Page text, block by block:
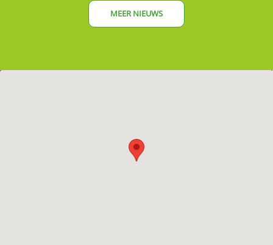
MEER NIEUWS